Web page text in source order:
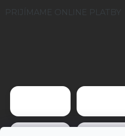
PRIJÍMAME ONLINE PLATBY